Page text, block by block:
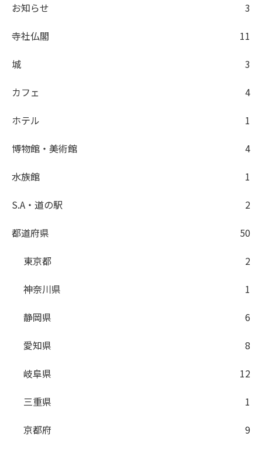
お知らせ
3
寺社仏閣
11
城
3
カフェ
4
ホテル
1
博物館・美術館
4
水族館
1
S.A・道の駅
2
都道府県
50
東京都
2
神奈川県
1
静岡県
6
愛知県
8
岐阜県
12
三重県
1
京都府
9